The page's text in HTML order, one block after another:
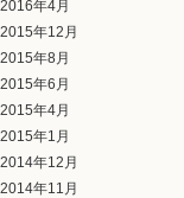
2016年4月
2015年12月
2015年8月
2015年6月
2015年4月
2015年1月
2014年12月
2014年11月